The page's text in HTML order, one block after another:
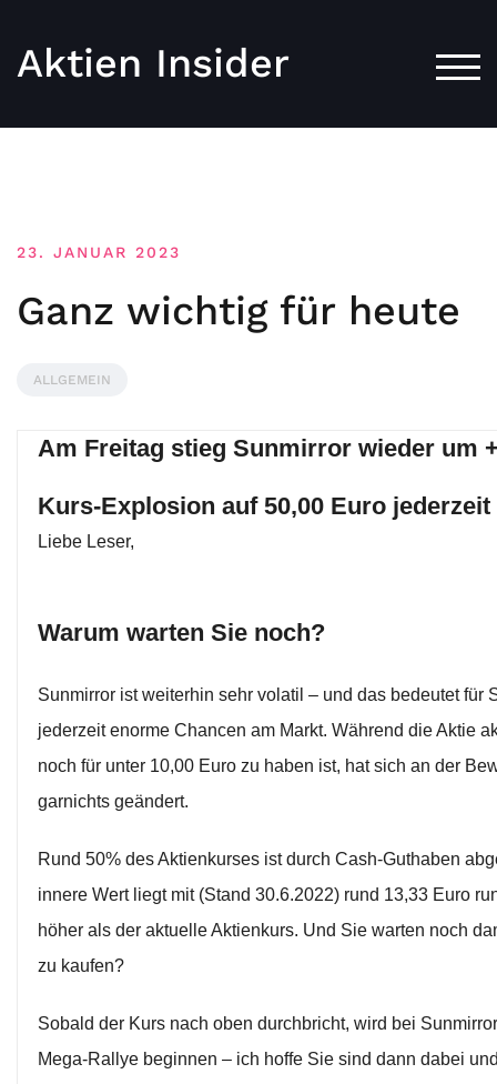
Aktien Insider
23. JANUAR 2023
Ganz wichtig für heute
ALLGEMEIN
Am Freitag stieg Sunmirror wieder um
Kurs-Explosion auf 50,00 Euro
Liebe Leser,
Warum warten Sie noch?
Sunmirror ist weiterhin sehr volatil – und das bedeutet für
jederzeit enorme Chancen am Markt. Während die Aktie
noch für unter 10,00 Euro zu haben ist, hat sich an der
garnichts geändert.
Rund 50% des Aktienkurses ist durch Cash-Guthaben
innere Wert liegt mit (Stand 30.6.2022) rund 13,33 Euro
höher als der aktuelle Aktienkurs. Und Sie warten noch
zu kaufen?
Sobald der Kurs nach oben durchbricht, wird bei
Mega-Rallye beginnen – ich hoffe Sie sind dann dabei